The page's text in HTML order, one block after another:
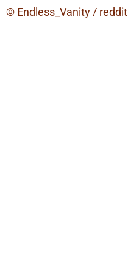
© Endless_Vanity / reddit